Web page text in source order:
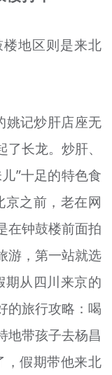
地区则是来北
姚记炒肝店座无
长龙。炒肝、
”十足的特色食
京之前，老在网
在钟鼓楼前面拍
游，第一站就选
期从四川来京的
的旅行攻略：喝
地带孩子去杨昌
，假期带他来北